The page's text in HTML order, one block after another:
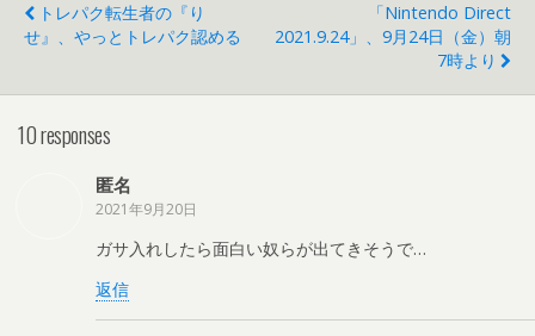
トレパク転生者の『り
せ』、やっとトレパク認める
「Nintendo Direct
2021.9.24」、9月24日（金）朝
7時より
10 responses
匿名
2021年9月20日
ガサ入れしたら面白い奴らが出てきそうで…
返信